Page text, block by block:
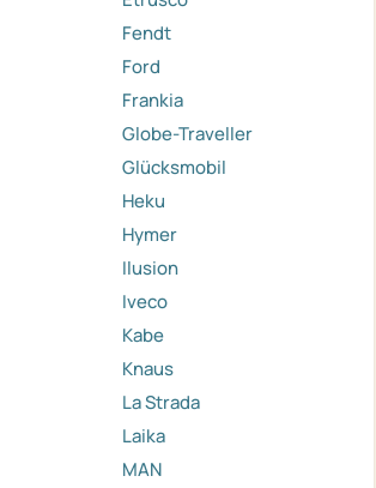
Fendt
Ford
Frankia
Globe-Traveller
Glücksmobil
Heku
Hymer
Ilusion
Iveco
Kabe
Knaus
La Strada
Laika
MAN